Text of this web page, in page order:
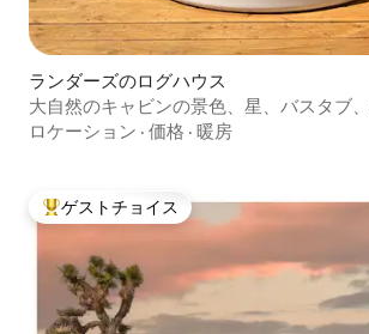
ランダーズのログハウス
大自然のキャビンの景色、星、バスタブ
ロケーション · 価格 · 暖房
大好評のゲストチョイスです。
ゲストチョイス